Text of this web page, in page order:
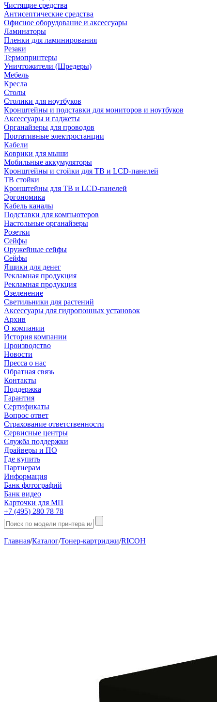
Чистящие средства
Антисептические средства
Офисное оборудование и аксессуары
Ламинаторы
Пленки для ламинирования
Резаки
Термопринтеры
Уничтожители (Шредеры)
Мебель
Кресла
Столы
Столики для ноутбуков
Кронштейны и подставки для мониторов и ноутбуков
Аксессуары и гаджеты
Органайзеры для проводов
Портативные электростанции
Кабели
Коврики для мыши
Мобильные аккумуляторы
Кронштейны и стойки для ТВ и LCD-панелей
ТВ стойки
Кронштейны для ТВ и LCD-панелей
Эргономика
Кабель каналы
Подставки для компьютеров
Настольные органайзеры
Розетки
Сейфы
Оружейные сейфы
Сейфы
Ящики для денег
Рекламная продукция
Рекламная продукция
Озеленение
Светильники для растений
Аксессуары для гидропонных установок
Архив
О компании
История компании
Производство
Новости
Пресса о нас
Обратная связь
Контакты
Поддержка
Гарантия
Сертификаты
Вопрос ответ
Страхование ответственности
Сервисные центры
Служба поддержки
Драйверы и ПО
Где купить
Партнерам
Информация
Банк фотографий
Банк видео
Карточки для МП
+7 (495) 280 78 78
Главная/Каталог/Тонер-картриджи/RICOH